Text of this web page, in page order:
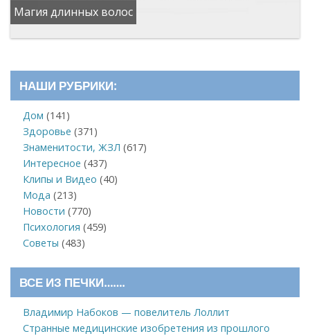
Магия длинных волос
НАШИ РУБРИКИ:
Дом (141)
Здоровье (371)
Знаменитости, ЖЗЛ (617)
Интересное (437)
Клипы и Видео (40)
Мода (213)
Новости (770)
Психология (459)
Советы (483)
ВСЕ ИЗ ПЕЧКИ…….
Владимир Набоков — повелитель Лоллит
Странные медицинские изобретения из прошлого